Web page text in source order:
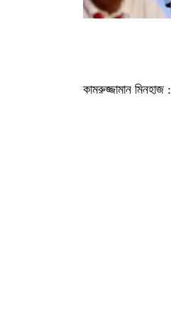
কামরুজ্জামান মিনহাজ :